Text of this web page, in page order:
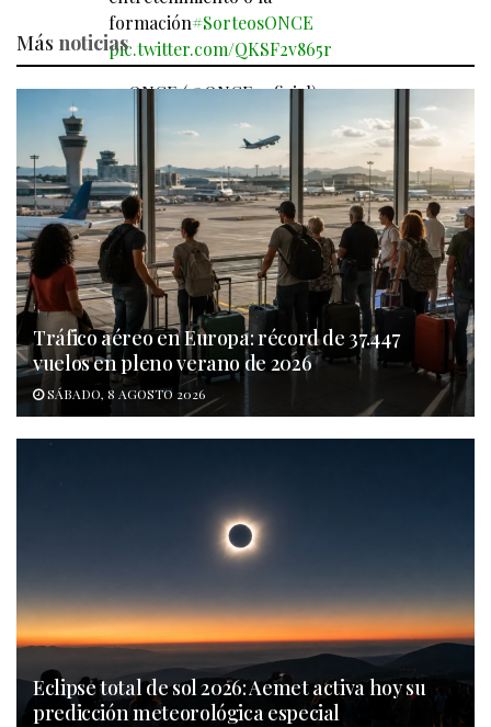
formación#SorteosONCE
pic.twitter.com/QKSF2v865r
— ONCE (@ONCE_oficial)
February 13, 2026
Más noticias
Tráfico aéreo en Europa: récord de 37.447
vuelos en pleno verano de 2026
SÁBADO, 8 AGOSTO 2026
Eclipse total de sol 2026: Aemet activa hoy su
predicción meteorológica especial